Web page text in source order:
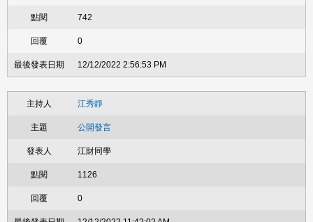
742
0
12/12/2022 2:56:53 PM
江秀靜
公開發言
江財同學
1126
0